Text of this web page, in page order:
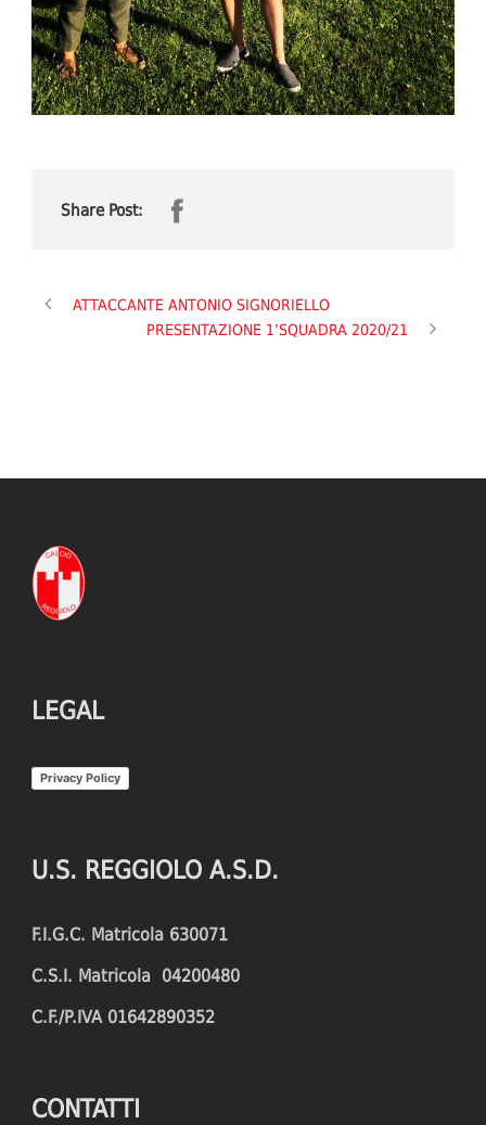
Share Post:
ATTACCANTE ANTONIO SIGNORIELLO
PRESENTAZIONE 1’SQUADRA 2020/21
LEGAL
Privacy Policy
U.S. REGGIOLO A.S.D.
F.I.G.C. Matricola 630071
C.S.I. Matricola 04200480
C.F./P.IVA 01642890352
CONTATTI